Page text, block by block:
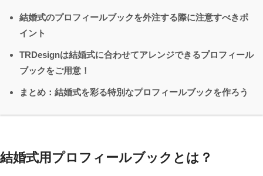
結婚式のプロフィールブックを外注する際に注意すべきポ
イント
TRDesignは結婚式に合わせてアレンジできるプロフィール
ブックをご用意！
まとめ：結婚式を彩る特別なプロフィールブックを作ろう
結婚式用プロフィールブックとは？